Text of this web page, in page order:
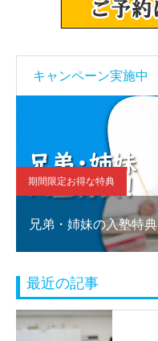
キャンペーン実施中
期間限定お得な特典
兄弟・姉妹の入塾特典
最近の記事